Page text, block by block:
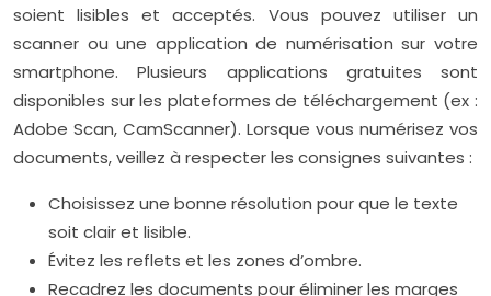
soient lisibles et acceptés. Vous pouvez utiliser un
scanner ou une application de numérisation sur votre
smartphone. Plusieurs applications gratuites sont
disponibles sur les plateformes de téléchargement (ex :
Adobe Scan, CamScanner). Lorsque vous numérisez vos
documents, veillez à respecter les consignes suivantes :
Choisissez une bonne résolution pour que le texte
soit clair et lisible.
Évitez les reflets et les zones d’ombre.
Recadrez les documents pour éliminer les marges